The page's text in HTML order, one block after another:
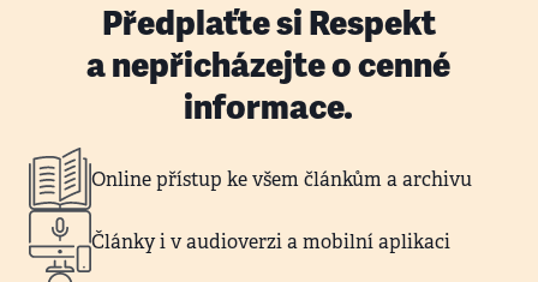
Předplaťte si Respekt
a nepřicházejte o cenné
informace.
Online přístup ke všem článkům a archivu
Články i v audioverzi a mobilní aplikaci